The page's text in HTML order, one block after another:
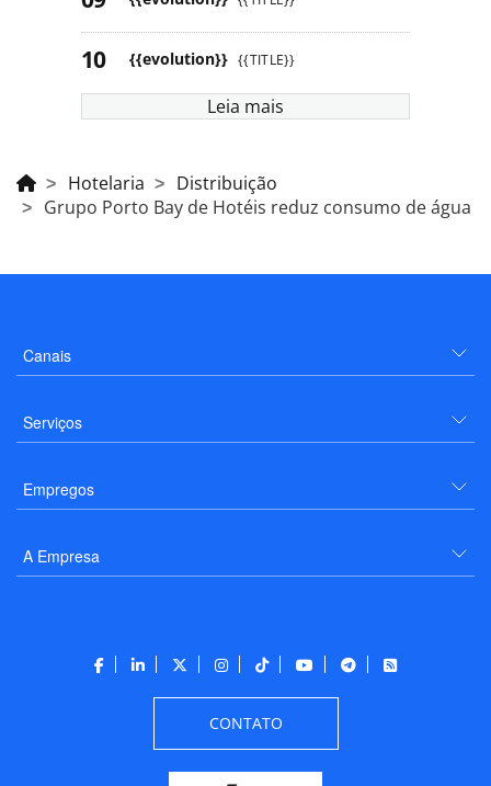
{{evolution}} {{TITLE}}
Leia mais
Hotelaria
Distribuição
Grupo Porto Bay de Hotéis reduz consumo de água
Canais
Serviços
Empregos
A Empresa
CONTATO